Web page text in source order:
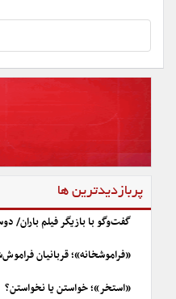
پربازدیدترین ها
گفت‌وگو با بازیگر فیلم باران/
«فراموشخانه»؛ قربانیان
«استخر»؛ خواستن یا نخواستن؟